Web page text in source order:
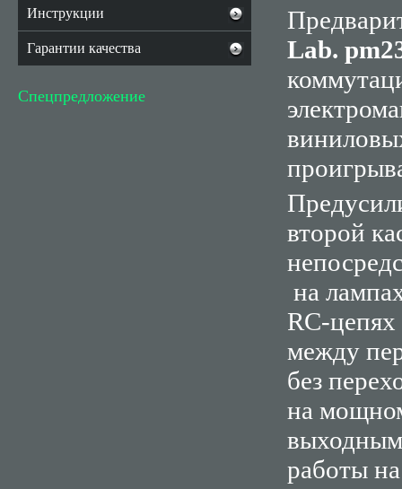
Lab.
второй
на
RC-
между
без
на
выходным
работы
Инструкции
Гарантии качества
Спецпредложение